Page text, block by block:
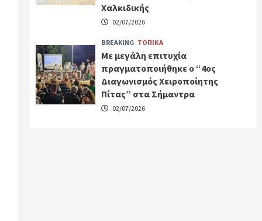
Χαλκιδικής
02/07/2026
BREAKING ΤΟΠΙΚΑ
Με μεγάλη επιτυχία
πραγματοποιήθηκε ο “4ος
Διαγωνισμός Χειροποίητης
Πίτας” στα Σήμαντρα
02/07/2026